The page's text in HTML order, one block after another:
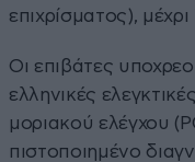
επιχρίσματος),
Οι επιβάτες
ελληνικές
μοριακού ελέγχου
πιστοποιημένο